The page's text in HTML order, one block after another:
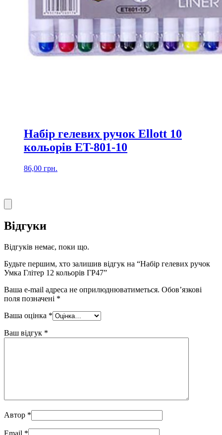
Набір гелевих ручок Ellott 10
кольорів ET-801-10
86,00 грн.
Відгуки
Відгуків немає, поки що.
Будьте першим, хто залишив відгук на “Набір гелевих ручок
Умка Глітер 12 кольорів ГР47”
Ваша e-mail адреса не оприлюднюватиметься. Обов’язкові
поля позначені *
Ваша оцінка *
Ваш відгук *
Автор *
Email *